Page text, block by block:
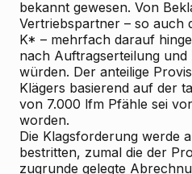
bekannt gewesen. Von
Vertriebspartner – so auch
K* – mehrfach darauf
nach Auftragserteilung
würden. Der anteilige
Klägers basierend auf der
von 7.000 lfm Pfähle sei
worden.
Die Klagsforderung werde
bestritten, zumal die der
zugrunde gelegte